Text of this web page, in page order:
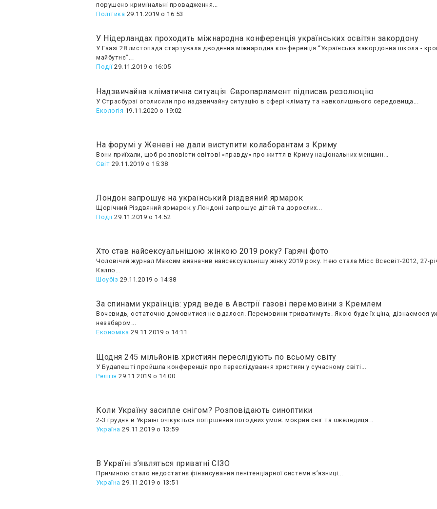
порушено кримінальні провадження...
Політика 29.11.2019 о 16:53
У Нідерландах проходить міжнародна конференція українських освітян закордону
У Гаазі 28 листопада стартувала дводенна міжнародна конференція “Українська закордонна школа -
майбутнє”...
Події 29.11.2019 о 16:05
Надзвичайна кліматична ситуація: Європарламент підписав резолюцію
У Страсбурзі оголисили про надзвичайну ситуацію в сфері клімату та навколишнього середовища...
Екологія 19.11.2020 о 19:02
На форумі у Женеві не дали виступити колаборантам з Криму
Вони приїхали, щоб розповісти світові «правду» про життя в Криму національних меншин...
Світ 29.11.2019 о 15:38
Лондон запрошує на український різдвяний ярмарок
Щорічний Різдвяний ярмарок у Лондоні запрошує дітей та дорослих...
Події 29.11.2019 о 14:52
Хто став найсексуальнішою жінкою 2019 року? Гарячі фото
Чоловічий журнал Максим визначив найсексуальнішу жінку 2019 року. Нею стала Місс Всесвіт-2012, 27-
Калпо...
Шоубiз 29.11.2019 о 14:38
За спинами українців: уряд веде в Австрії газові перемовини з Кремлем
Вочевидь, остаточно домовитися не вдалося. Перемовини триватимуть. Якою буде їх ціна, дізнаємося
незабаром...
Економіка 29.11.2019 о 14:11
Щодня 245 мільйонів християн переслідують по всьому світу
У Будапешті пройшла конференція про переслідування християн у сучасному світі...
Релігія 29.11.2019 о 14:00
Коли Україну засипле снігом? Розповідають синоптики
2-3 грудня в Україні очікується погіршення погодних умов: мокрий сніг та ожеледиця...
Україна 29.11.2019 о 13:59
В Україні з’являться приватні СІЗО
Причиною стало недостатнє фінансування пенітенціарної системи в’язниці...
Україна 29.11.2019 о 13:51